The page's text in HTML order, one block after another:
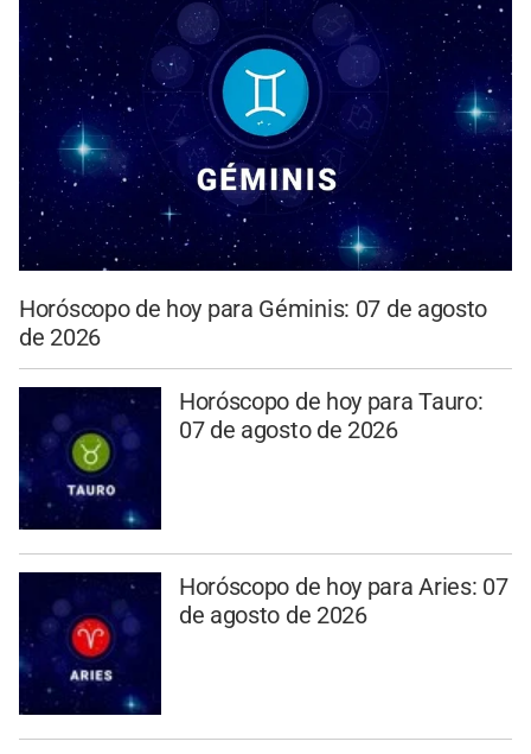
Horóscopo de hoy para Géminis: 07 de agosto
de 2026
Horóscopo de hoy para Tauro:
07 de agosto de 2026
Horóscopo de hoy para Aries: 07
de agosto de 2026